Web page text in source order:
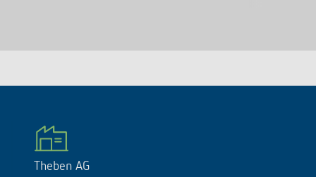
Theben AG